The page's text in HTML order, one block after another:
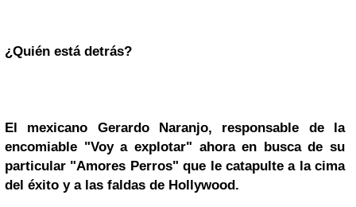
¿Quién está detrás?
El mexicano Gerardo Naranjo, responsable de la
encomiable "Voy a explotar" ahora en busca de su
particular "Amores Perros" que le catapulte a la cima
del éxito y a las faldas de Hollywood.